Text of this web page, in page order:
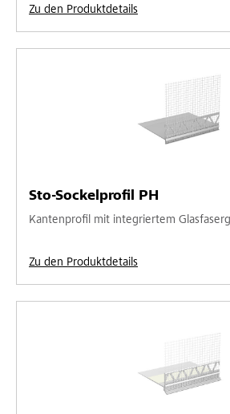
Zu den Produktdetails
Sto-Sockelprofil PH
Kantenprofil mit integriertem
Zu den Produktdetails